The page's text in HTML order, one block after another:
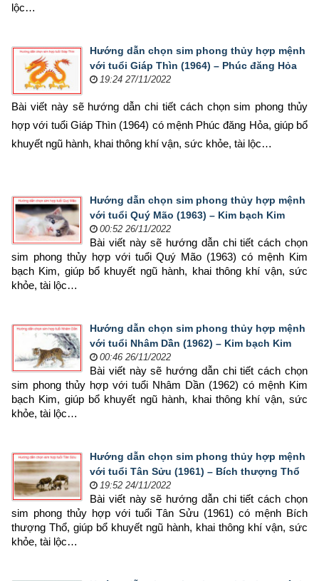
lộc…
Hướng dẫn chọn sim phong thủy hợp mệnh
với tuổi Giáp Thìn (1964) – Phúc đăng Hỏa
19:24 27/11/2022
Bài viết này sẽ hướng dẫn chi tiết cách chọn sim phong thủy
hợp với tuổi Giáp Thìn (1964) có mệnh Phúc đăng Hỏa, giúp bổ
khuyết ngũ hành, khai thông khí vận, sức khỏe, tài lộc…
Hướng dẫn chọn sim phong thủy hợp mệnh
với tuổi Quý Mão (1963) – Kim bạch Kim
00:52 26/11/2022
Bài viết này sẽ hướng dẫn chi tiết cách chọn
sim phong thủy hợp với tuổi Quý Mão (1963) có mệnh Kim
bạch Kim, giúp bổ khuyết ngũ hành, khai thông khí vận, sức
khỏe, tài lộc…
Hướng dẫn chọn sim phong thủy hợp mệnh
với tuổi Nhâm Dần (1962) – Kim bạch Kim
00:46 26/11/2022
Bài viết này sẽ hướng dẫn chi tiết cách chọn
sim phong thủy hợp với tuổi Nhâm Dần (1962) có mệnh Kim
bạch Kim, giúp bổ khuyết ngũ hành, khai thông khí vận, sức
khỏe, tài lộc…
Hướng dẫn chọn sim phong thủy hợp mệnh
với tuổi Tân Sửu (1961) – Bích thượng Thổ
19:52 24/11/2022
Bài viết này sẽ hướng dẫn chi tiết cách chọn
sim phong thủy hợp với tuổi Tân Sửu (1961) có mệnh Bích
thượng Thổ, giúp bổ khuyết ngũ hành, khai thông khí vận, sức
khỏe, tài lộc…